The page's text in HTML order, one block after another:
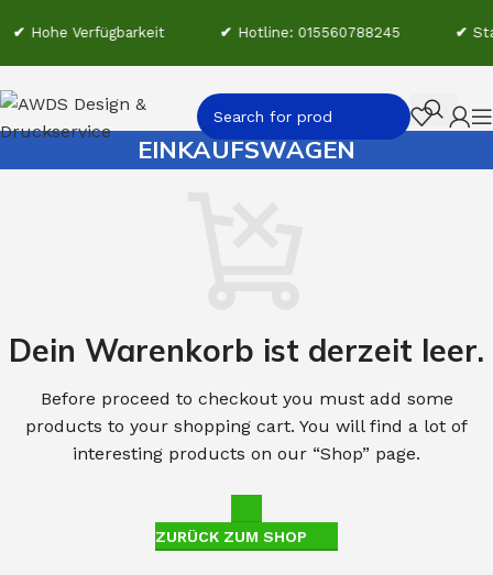
✔ Hohe Verfügbarkeit ✔ Hotline: 015560788245 ✔
EINKAUFSWAGEN
Dein Warenkorb ist derzeit leer.
Before proceed to checkout you must add some
products to your shopping cart. You will find a lot of
interesting products on our “Shop” page.
ZURÜCK ZUM SHOP